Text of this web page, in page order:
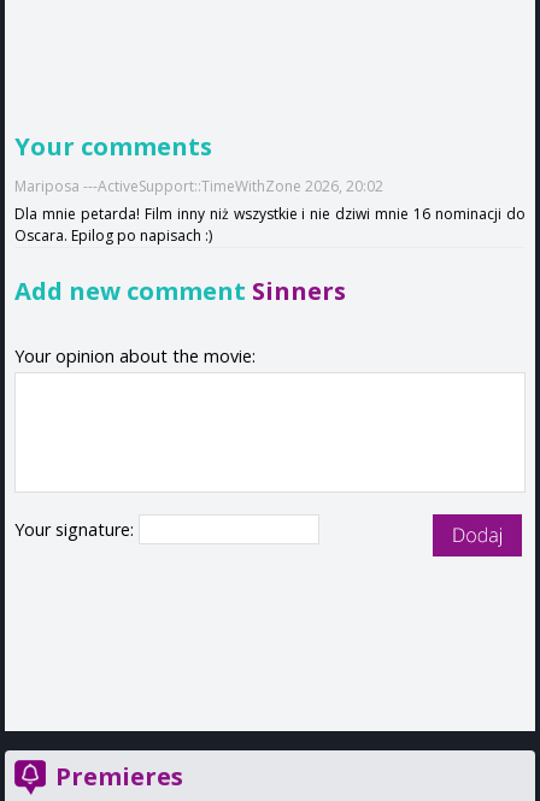
Your comments
Mariposa ---ActiveSupport::TimeWithZone 2026, 20:02
Dla mnie petarda! Film inny niż wszystkie i nie dziwi mnie 16 nominacji do
Oscara. Epilog po napisach :)
Add new comment Sinners
Your opinion about the movie:
Your signature:
Premieres